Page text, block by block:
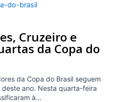
Cruzeiro e
da Copa do
da Copa do Brasil seguem
ano. Nesta quarta-feira
à...